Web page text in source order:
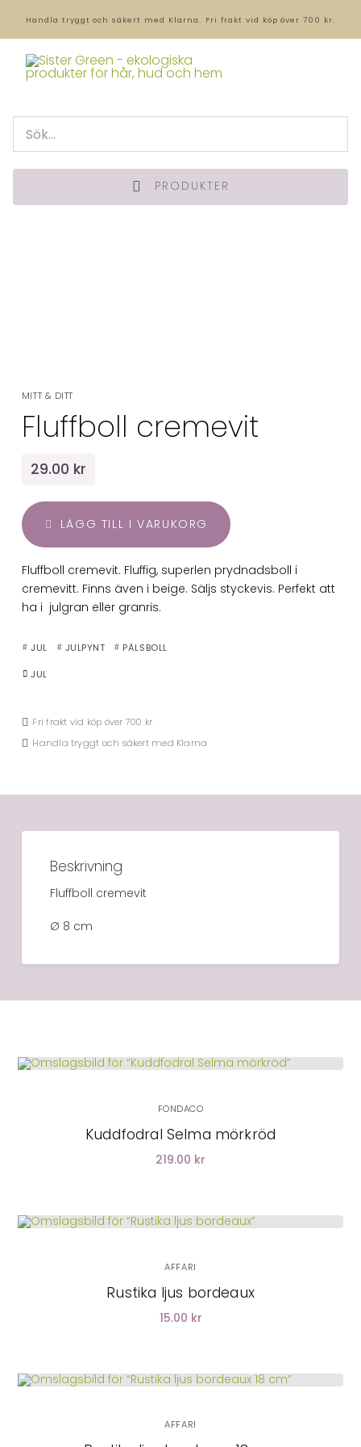
Handla tryggt och säkert med Klarna. Fri frakt vid köp över 700 kr.
PRODUKTER
MITT & DITT
Fluffboll cremevit
29.00 kr
LÄGG TILL I VARUKORG
Fluffboll cremevit. Fluffig, superlen prydnadsboll i
cremevitt. Finns även i beige. Säljs styckevis. Perfekt att
ha i julgran eller granris.
JUL JULPYNT PÄLSBOLL
JUL
Fri frakt vid köp över 700 kr
Handla tryggt och säkert med Klarna
Beskrivning
Fluffboll cremevit
Ø 8 cm
LÄGG I VARUKORG
FONDACO
Kuddfodral Selma mörkröd
219.00 kr
LÄGG I VARUKORG
AFFARI
Rustika ljus bordeaux
15.00 kr
LÄGG I VARUKORG
AFFARI